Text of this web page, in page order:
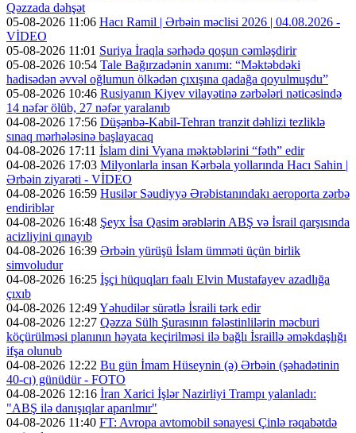
Qəzzada dəhşət
05-08-2026 11:06 Hacı Ramil | Ərbəin məclisi 2026 | 04.08.2026 -
VİDEO
05-08-2026 11:01 Suriya İraqla sərhədə qoşun cəmləşdirir
05-08-2026 10:54 Tale Bağırzadənin xanımı: “Məktəbdəki
hadisədən əvvəl oğlumun ölkədən çıxışına qadağa qoyulmuşdu”
05-08-2026 10:46 Rusiyanın Kiyev vilayətinə zərbələri nəticəsində
14 nəfər ölüb, 27 nəfər yaralanıb
04-08-2026 17:56 Düşənbə-Kabil-Tehran tranzit dəhlizi tezliklə
sınaq mərhələsinə başlayacaq
04-08-2026 17:11 İslam dini Vyana məktəblərini “fəth” edir
04-08-2026 17:03 Milyonlarla insan Kərbəla yollarında Hacı Sahin |
Ərbəin ziyarəti - VİDEO
04-08-2026 16:59 Husilər Səudiyyə Ərəbistanındakı aeroporta zərbə
endiriblər
04-08-2026 16:48 Şeyx İsa Qasim ərəblərin ABŞ və İsrail qarşısında
acizliyini qınayıb
04-08-2026 16:39 Ərbəin yürüşü İslam ümməti üçün birlik
simvoludur
04-08-2026 16:25 İşçi hüquqları fəalı Elvin Mustafayev azadlığa
çıxıb
04-08-2026 12:49Yəhudilər sürətlə İsraili tərk edir
04-08-2026 12:27 Qəzza Sülh Şurasının fələstinlilərin məcburi
köçürülməsi planının həyata keçirilməsi ilə bağlı İsraillə əməkdaşlığı
ifşa olunub
04-08-2026 12:22 Bu gün İmam Hüseynin (ə) Ərbəin (şəhadətinin
40-cı) günüdür - FOTO
04-08-2026 12:16 İran Xarici İşlər Nazirliyi Trampı yalanladı:
"ABŞ ilə danışıqlar aparılmır"
04-08-2026 11:40 FT: Avropa avtomobil sənayesi Çinlə rəqabətdə